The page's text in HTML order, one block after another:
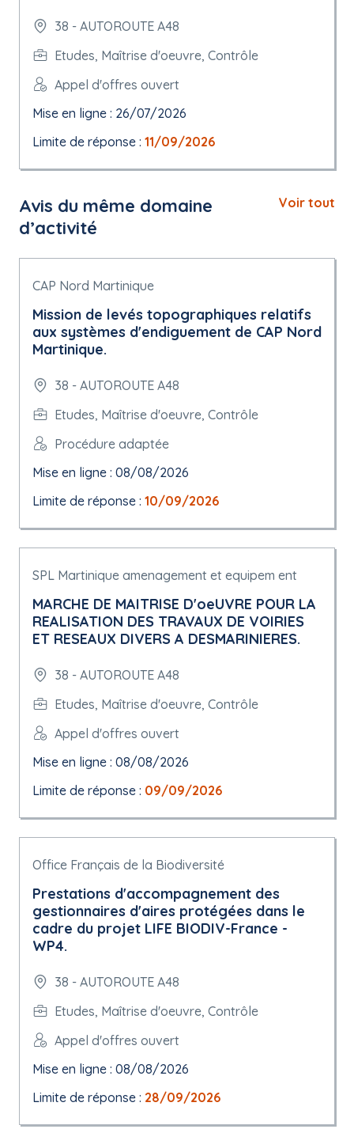
38 - AUTOROUTE A48
Etudes, Maîtrise d'oeuvre, Contrôle
Appel d'offres ouvert
Mise en ligne : 26/07/2026
Limite de réponse : 11/09/2026
Avis du même domaine
d’activité
Voir tout
CAP Nord Martinique
Mission de levés topographiques relatifs
aux systèmes d'endiguement de CAP Nord
Martinique.
38 - AUTOROUTE A48
Etudes, Maîtrise d'oeuvre, Contrôle
Procédure adaptée
Mise en ligne : 08/08/2026
Limite de réponse : 10/09/2026
SPL Martinique amenagement et equipem ent
MARCHE DE MAITRISE D'oeUVRE POUR LA
REALISATION DES TRAVAUX DE VOIRIES
ET RESEAUX DIVERS A DESMARINIERES.
38 - AUTOROUTE A48
Etudes, Maîtrise d'oeuvre, Contrôle
Appel d'offres ouvert
Mise en ligne : 08/08/2026
Limite de réponse : 09/09/2026
Office Français de la Biodiversité
Prestations d'accompagnement des
gestionnaires d'aires protégées dans le
cadre du projet LIFE BIODIV-France -
WP4.
38 - AUTOROUTE A48
Etudes, Maîtrise d'oeuvre, Contrôle
Appel d'offres ouvert
Mise en ligne : 08/08/2026
Limite de réponse : 28/09/2026